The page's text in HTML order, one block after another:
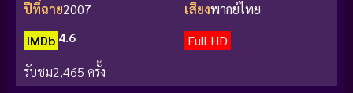
ปีที่ฉาย2007 เสียงพากย์ไทย
IMDb 4.6
Full HD
รับชม2,465 ครั้ง